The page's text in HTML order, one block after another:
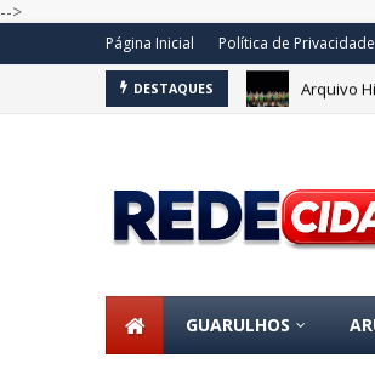
-->
Página Inicial Política de Privacidade
DESTAQUES Arquivo
GUARULHOS